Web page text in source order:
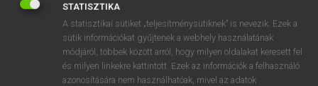
STATISZTIKA
A statisztikai sütiket „teljesítménysütiknek” is nevezik. Ezek a
sütik információkat gyűjtenek a webhely használatának
módjáról, többek között arról, hogy milyen oldalakat keresett fel
és milyen linkekre kattintott. Ezek az információk a felhasználó
azonosítására nem használhatóak, mivel az adatok